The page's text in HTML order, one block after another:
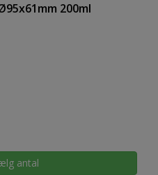
200ml
antal